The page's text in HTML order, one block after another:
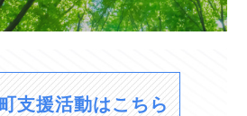
支援活動はこちら